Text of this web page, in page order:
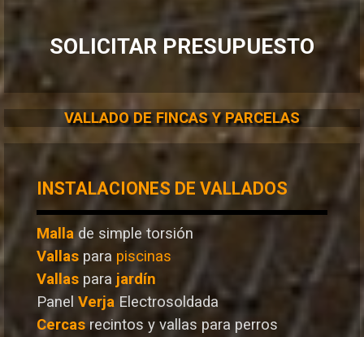
SOLICITAR PRESUPUESTO
VALLADO DE FINCAS Y PARCELAS
INSTALACIONES DE VALLADOS
Mallade simple torsión
Vallas para piscinas
Vallas para jardín
Panel Verja Electrosoldada
Cercas recintos y vallas para perros